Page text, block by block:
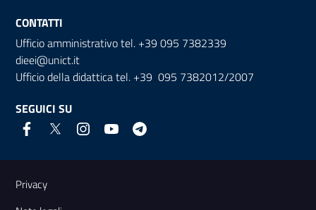
CONTATTI
Ufficio amministrativo tel. +39 095 7382339
dieei@unict.it
Ufficio della didattica tel. +39 095 7382012/2007
SEGUICI SU
Link e informazioni utili
Privacy